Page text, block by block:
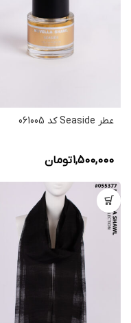
عطر Seaside کد 061005
1,500,000تومان